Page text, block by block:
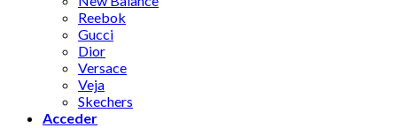
Reebok
Gucci
Dior
Versace
Veja
Skechers
Acceder